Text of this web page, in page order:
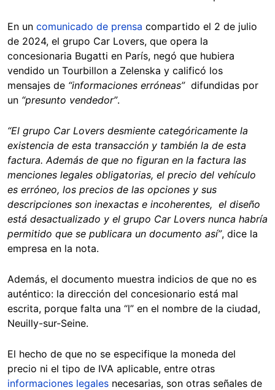
En un comunicado de prensa compartido el 2 de julio
de 2024, el grupo Car Lovers, que opera la
concesionaria Bugatti en París, negó que hubiera
vendido un Tourbillon a Zelenska y calificó los
mensajes de “informaciones erróneas”difundidas por
un “presunto vendedor”.
“El grupo Car Lovers desmiente categóricamente la
existencia de esta transacción y también la de esta
factura. Además de que no figuran en la factura las
menciones legales obligatorias, el precio del vehículo
es erróneo, los precios de las opciones y sus
descripciones son inexactas e incoherentes, el diseño
está desactualizado y el grupo Car Lovers nunca habría
permitido que se publicara un documento así”, dice la
empresa en la nota.
Además, el documento muestra indicios de que no es
auténtico: la dirección del concesionario está mal
escrita, porque falta una “l” en el nombre de la ciudad,
Neuilly-sur-Seine.
El hecho de que no se especifique la moneda del
precio ni el tipo de IVA aplicable, entre otras
informaciones legales necesarias, son otras señales de